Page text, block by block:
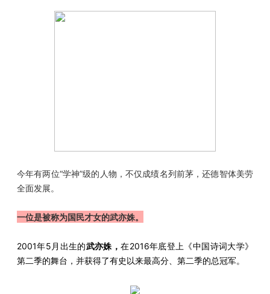
今年有两位“学神”级的人物，不仅成绩名列前茅，还德智体美劳
全面发展。
一位是被称为国民才女的武亦姝。
2001年5月出生的武亦姝 ，在2016年底登上《中国诗词大学》
第二季的舞台，并获得了有史以来最高分、第二季的总冠军。